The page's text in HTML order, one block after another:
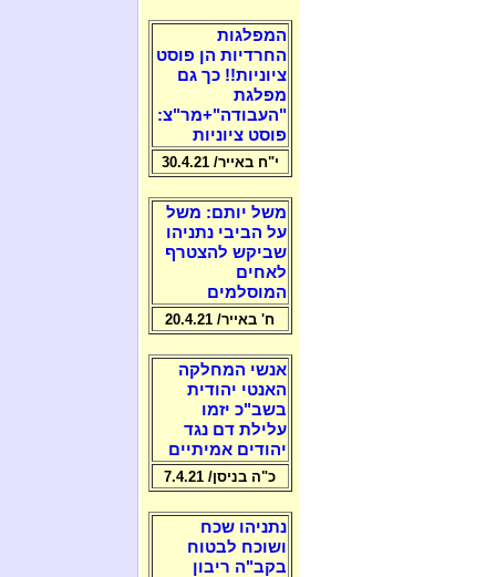
המפלגות
החרדיות הן פוסט
ציוניות!! כך גם
מפלגת
"העבודה"+מר"צ:
פוסט ציוניות
י"ח באייר/ 30.4.21
משל יותם: משל
על הביבי נתניהו
שביקש להצטרף
לאחים
המוסלמים
ח' באייר/ 20.4.21
אנשי המחלקה
האנטי יהודית
בשב"כ יזמו
עלילת דם נגד
יהודים אמיתיים
כ"ה בניסן/ 7.4.21
נתניהו שכח
ושוכח לבטוח
בקב"ה ריבון